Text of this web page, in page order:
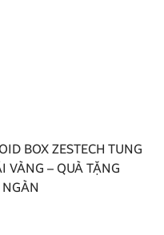
BOX ZESTECH TUNG
VÀNG – QUÀ TẶNG